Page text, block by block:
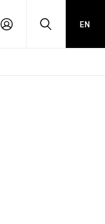
PŘIHLÁSITHLEDAT
EN